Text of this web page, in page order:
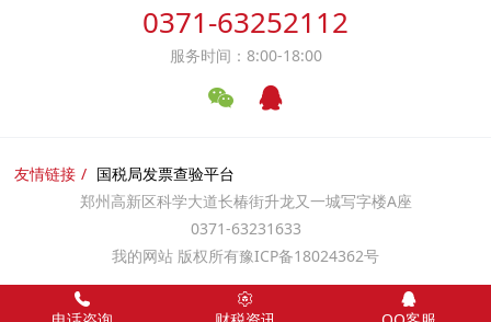
0371-63252112
服务时间：8:00-18:00
友情链接
国税局发票查验平台
郑州高新区科学大道长椿街升龙又一城写字楼A座
0371-63231633
我的网站 版权所有豫ICP备18024362号